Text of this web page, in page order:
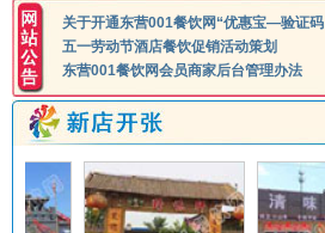
无
南一路
无
黑土绿之源
好味道
华龙饺子城
河丰园鱼馆东城店
好旺角咖啡厅
关于开通东营001餐饮网“优惠宝—验证码
五一劳动节酒店餐饮促销活动策划
东营001餐饮网会员商家后台管理办法